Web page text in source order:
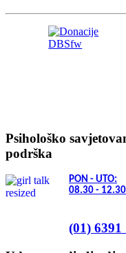
Psihološko
podrška
PON - UTO:
08.30 - 12.30
(01) 6391